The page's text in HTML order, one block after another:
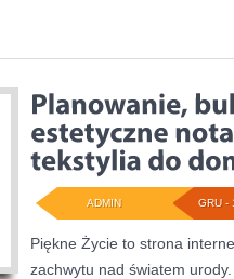
GRU -
ADMIN
Piękne Życie to strona
zachwytu nad światem